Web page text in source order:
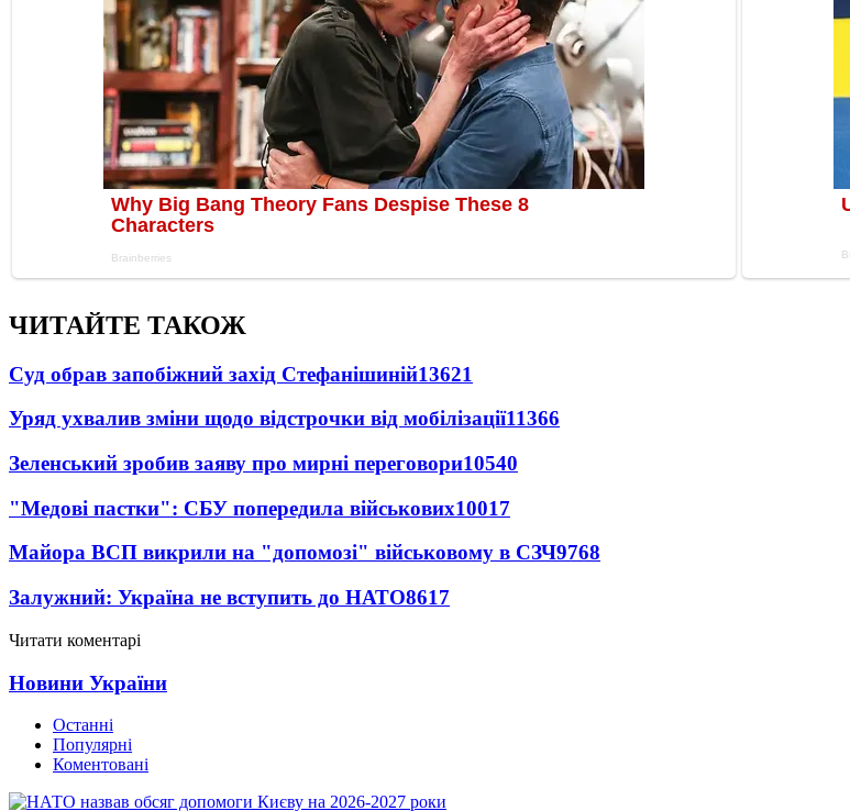
ЧИТАЙТЕ ТАКОЖ
Суд обрав запобіжний захід Стефанішиній13621
Уряд ухвалив зміни щодо відстрочки від мобілізації11366
Зеленський зробив заяву про мирні переговори10540
"Медові пастки": СБУ попередила військових10017
Майора ВСП викрили на "допомозі" військовому в СЗЧ9768
Залужний: Україна не вступить до НАТО8617
Читати коментарі
Новини України
Останні
Популярні
Коментовані